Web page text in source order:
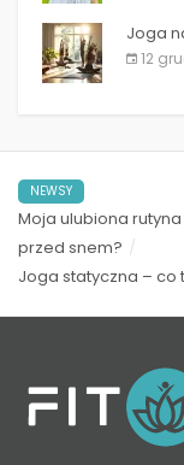
Joga
12
NEWSY
Moja ulubiona
przed snem?
Joga statyczna – co